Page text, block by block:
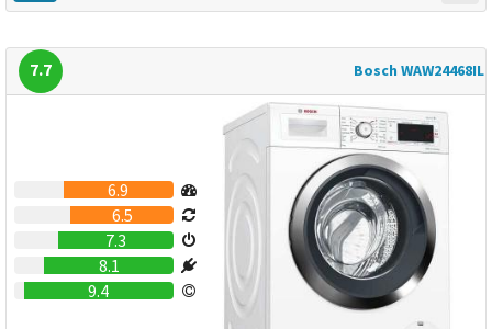
Bosch WAW24468IL
7.7
6.9
6.5
7.3
8.1
9.4